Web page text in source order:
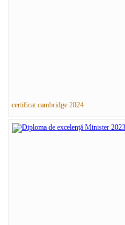
certificat cambridge 2024